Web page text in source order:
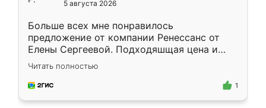
5 августа 2026
Больше всех мне понравилось
предложение от компании Ренессанс от
Елены Сергеевой. Подходяшщая цена и
короткие сроки изготовления. Приехавший
для замера сотрудник Владислав
предложил по моему эскизу самый
Читать полностью
1